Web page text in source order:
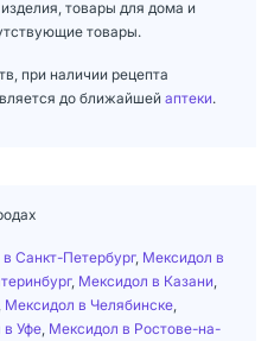
товары для дома и
товары.
при наличии рецепта
до ближайшей аптеки.
Санкт-Петербург, Мексидол в
, Мексидол в Казани
Мексидол в Челябинске
в Уфе Мексидол в Ростове-на-